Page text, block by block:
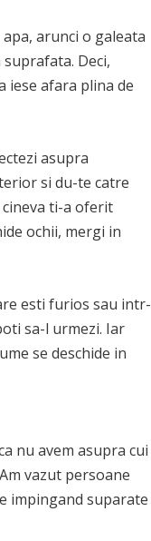
arunci o galeata
Deci,
iese afara plina de
asupra
si du-te catre
cineva ti-a oferit
ochii, mergi in
esti furios sau intr-
sa-l urmezi. Iar
se deschide in
nu avem asupra cui
vazut persoane
impingand suparate